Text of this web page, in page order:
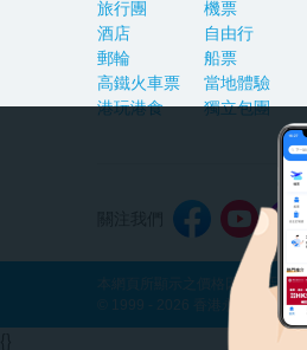
旅行團
酒店
郵輪
高鐵火車票
港玩港食
機票
自由行
船票
當地體驗
獨立包團
本網頁所顯示之價格因應產品
© 1999 - 2026 香港永安旅遊有